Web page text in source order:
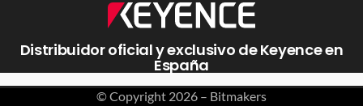
Distribuidor oficial y exclusivo de Keyence en
España
© Copyright 2026 – Bitmakers